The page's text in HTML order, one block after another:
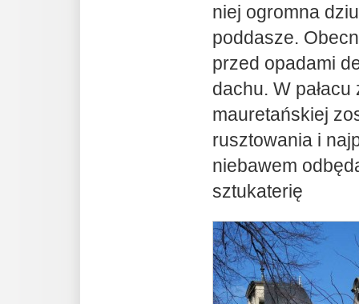
niej ogromna
poddasze.
przed opadami
dachu. W
mauretańskiej
rusztowania i
niebawem
sztukaterię